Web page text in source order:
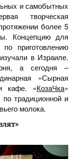
и самобытных
творческая
более 5
Концепцию для
по приготовлению
в Израиле.
а сегодня –
«Сырная
кафе. «КозаЧка»
традиционной и
молока.